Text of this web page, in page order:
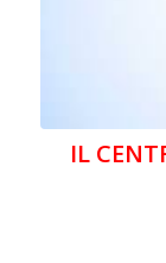
IL